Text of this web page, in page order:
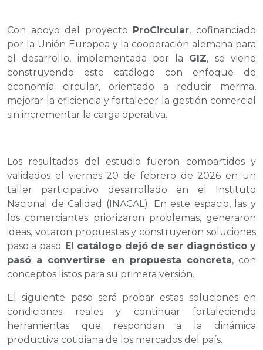
Con apoyo del proyecto ProCircular, cofinanciado
por la Unión Europea y la cooperación alemana para
el desarrollo, implementada por la GIZ, se viene
construyendo este catálogo con enfoque de
economía circular, orientado a reducir merma,
mejorar la eficiencia y fortalecer la gestión comercial
sin incrementar la carga operativa.
Los resultados del estudio fueron compartidos y
validados el viernes 20 de febrero de 2026 en un
taller participativo desarrollado en el Instituto
Nacional de Calidad (INACAL). En este espacio, las y
los comerciantes priorizaron problemas, generaron
ideas, votaron propuestas y construyeron soluciones
paso a paso. El catálogo dejó de ser diagnóstico y
pasó a convertirse en propuesta concreta, con
conceptos listos para su primera versión.
El siguiente paso será probar estas soluciones en
condiciones reales y continuar fortaleciendo
herramientas que respondan a la dinámica
productiva cotidiana de los mercados del país.